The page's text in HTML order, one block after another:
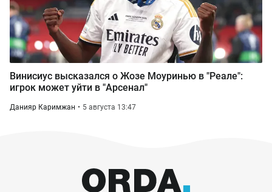
Винисиус высказался о Жозе Моуринью в "Реале":
игрок может уйти в "Арсенал"
Данияр Каримжан 5 августа 13:47